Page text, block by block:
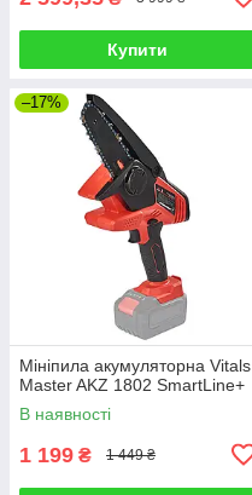
Купити
–17%
Мініпила акумуляторна Vitals
Master AKZ 1802 SmartLine+
В наявності
1 199 ₴ 1 449 ₴